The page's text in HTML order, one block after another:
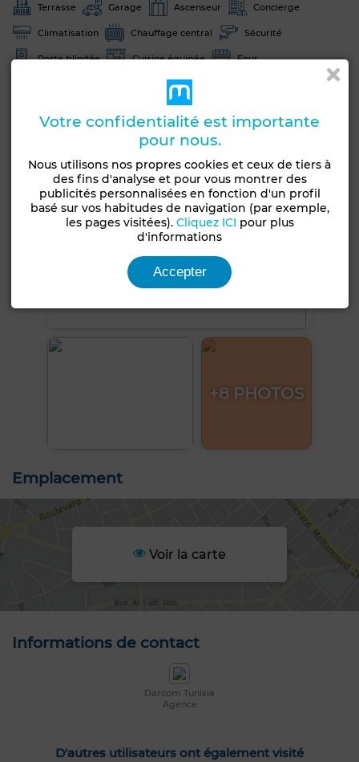
Terrasse Garage Ascenseur Concierge
Climatisation Chauffage central Sécurité
Porte blindée Cuisine équipée Four
+8 PHOTOS
Emplacement
Voir la carte
Informations de contact
Darcom Tunisia
Agence
D'autres utilisateurs ont également visité
Votre confidentialité est importante
pour nous.
Nous utilisons nos propres cookies et ceux de tiers à
des fins d'analyse et pour vous montrer des
publicités personnalisées en fonction d'un profil
basé sur vos habitudes de navigation (par exemple,
les pages visitées). Cliquez ICI pour plus
d'informations
Accepter